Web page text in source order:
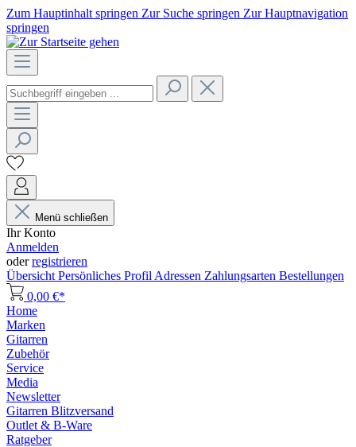
Zum Hauptinhalt springen Zur Suche springen Zur Hauptnavigation
springen
Menü schließen
Ihr Konto
Anmelden
oderregistrieren
Übersicht Persönliches Profil Adressen Zahlungsarten Bestellungen
0,00 €*
Home
Marken
Gitarren
Zubehör
Service
Media
Newsletter
Gitarren Blitzversand
Outlet & B-Ware
Ratgeber